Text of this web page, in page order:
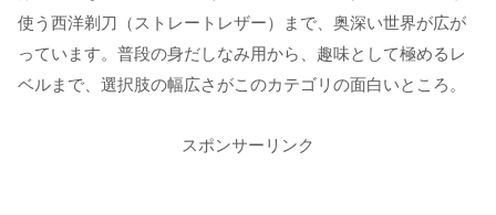
使う西洋剃刀（ストレートレザー）まで、奥深い世界が広が
っています。普段の身だしなみ用から、趣味として極めるレ
ベルまで、選択肢の幅広さがこのカテゴリの面白いところ。
スポンサーリンク